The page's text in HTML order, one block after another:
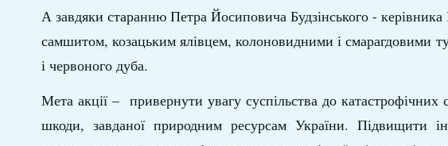
А завдяки старанню Петра Йосиповича Будзінського -
самшитом, козацьким ялівцем, колоновидними і смарагдовими
і червоного дуба.
Мета акції – привернути увагу суспільства до катастрофічних
шкоди, завданої природним ресурсам України. Підвищити